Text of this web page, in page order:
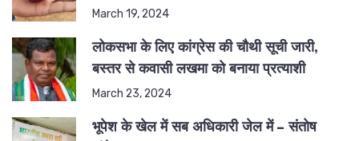
March 19, 2024
लोकसभा के लिए कांग्रेस की चौथी सूची जारी,
बस्तर से कवासी लखमा को बनाया प्रत्याशी
March 23, 2024
भूपेश के खेल में सब अधिकारी जेल में – संतोष